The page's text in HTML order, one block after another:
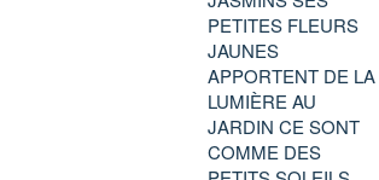
PETITES FLEURS
JAUNES
APPORTENT DE LA
LUMIÈRE AU
JARDIN CE SONT
COMME DES